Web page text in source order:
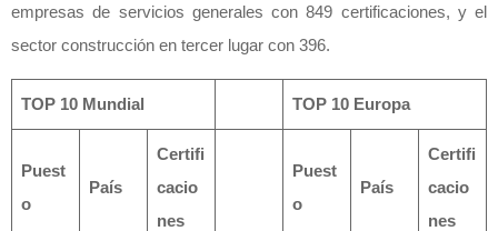
empresas de servicios generales con 849 certificaciones, y el
sector construcción en tercer lugar con 396.
TOP 10 Mundial TOP 10 Europa
Puest
o
País
Certifi
cacio
nes
Puest
o
País
Certifi
cacio
nes